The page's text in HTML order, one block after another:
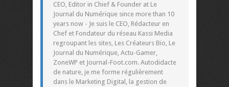
CEO, Editor in Chief & Founder at Le
Journal du Numérique since more than 10
years now - Je suis le CEO, Rédacteur en
Chef et Fondateur du réseau Kassi Media
regroupant les sites, Les Créateurs Bio, Le
Journal du Numérique, Actu-Gamer,
ZoneWP et Journal-Foot.com. Autodidacte
de nature, je me forme régulièrement
dans le Marketing Digital, la gestion de